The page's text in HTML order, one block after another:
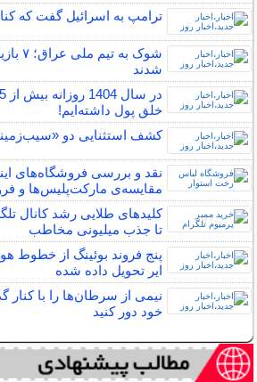
ترامپ به اسرائیل گفت که
شوک
شدند
خلق پول داشته‌ایم!
کشف استثنایی دو «سیب‌زمینی» 500
نقد و بررسی فروشگاه‌های
مقایسه‌ی مارکت‌پلیس‌ها و
کلیدهای طلایی رشد کانال
تا جذب میلیونی مخاطب
پنج فروند بوئینگ از خطوط
ایر تحویل داده شده
نیمی از سرطان‌ها را با کنار
خود دور کنید